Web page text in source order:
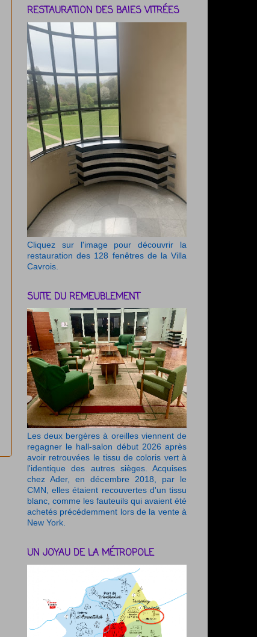
RESTAURATION DES BAIES VITRÉES
Cliquez sur l'image pour découvrir la
restauration des 128 fenêtres de la Villa
Cavrois.
SUITE DU REMEUBLEMENT
Les deux bergères à oreilles viennent de
regagner le hall-salon début 2026 après
avoir retrouvées le tissu de coloris vert à
l'identique des autres sièges. Acquises
chez Ader, en décembre 2018, par le
CMN, elles étaient recouvertes d'un tissu
blanc, comme les fauteuils qui avaient été
achetés précédemment lors de la vente à
New York.
UN JOYAU DE LA MÉTROPOLE